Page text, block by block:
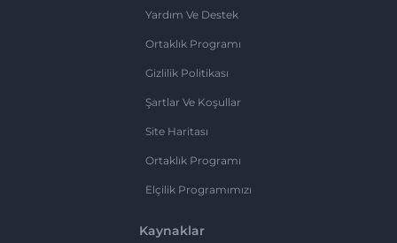
Yardım Ve Destek
Ortaklık Programı
Gizlilik Politikası
Şartlar Ve Koşullar
Site Haritası
Ortaklık Programı
Elçilik Programımızı
Kaynaklar